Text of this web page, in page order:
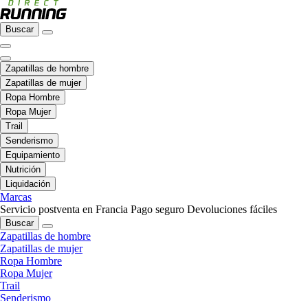
Buscar
Zapatillas de hombre
Zapatillas de mujer
Ropa Hombre
Ropa Mujer
Trail
Senderismo
Equipamiento
Nutrición
Liquidación
Marcas
Servicio postventa en Francia Pago seguro Devoluciones fáciles
Buscar
Zapatillas de hombre
Zapatillas de mujer
Ropa Hombre
Ropa Mujer
Trail
Senderismo